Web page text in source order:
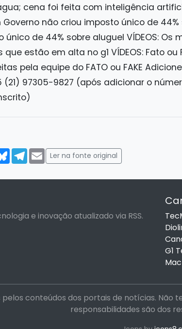
cena foi feita com inteligência
não criou imposto único de 44%
de 44% sobre aluguel VÍDEOS: Os
estão em alta no g1 VÍDEOS: Fato ou
pela equipe do FATO ou FAKE
97305-9827 (após adicionar o
BlueskyTelegram
Email
Ler na fonte original
e inovação atualizado via RSS.
G1
pelos conteúdos dos portais de notícias.
responsabilidades são dos